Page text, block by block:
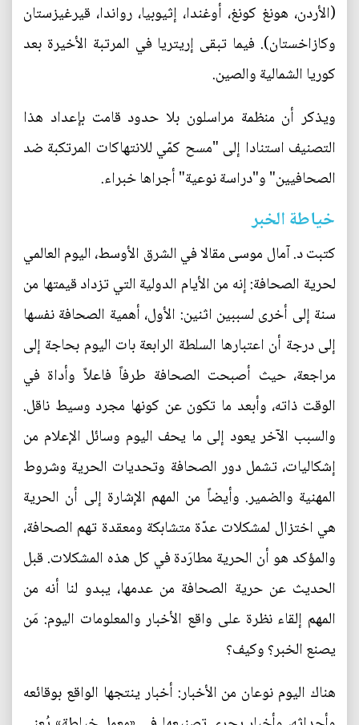
(الأردن، هونغ كونغ، أوغندا، إثيوبيا، رواندا، قيرغيزستان
وكازاخستان). فيما تبقى إريتريا في المرتبة الأخيرة بعد
كوريا الشمالية والصين.
ويذكر أن منظمة مراسلون بلا حدود قامت بإعداد هذا
التصنيف استنادا إلى "مسح كمّي للانتهاكات المرتكبة ضد
الصحافيين" و"دراسة نوعية" أجراها خبراء.
خياطة الخبر
كتبت د. آمال موسى مقالا في الشرق الأوسط، اليوم العالمي
لحرية الصحافة: إنه من الأيام الدولية التي تزداد قيمتها من
سنة إلى أخرى لسببين اثنين: الأول، أهمية الصحافة نفسها
إلى درجة أن اعتبارها السلطة الرابعة بات اليوم بحاجة إلى
مراجعة، حيث أصبحت الصحافة طرفاً فاعلاً وأداة في
الوقت ذاته، وأبعد ما تكون عن كونها مجرد وسيط ناقل.
والسبب الآخر يعود إلى ما يحف اليوم وسائل الإعلام من
إشكاليات، تشمل دور الصحافة وتحديات الحرية وشروط
المهنية والضمير. وأيضاً من المهم الإشارة إلى أن الحرية
هي اختزال لمشكلات عدّة متشابكة ومعقدة تهم الصحافة،
والمؤكد هو أن الحرية مطارَدة في كل هذه المشكلات. قبل
الحديث عن حرية الصحافة من عدمها، يبدو لنا أنه من
المهم إلقاء نظرة على واقع الأخبار والمعلومات اليوم: مَن
يصنع الخبر؟ وكيف؟
هناك اليوم نوعان من الأخبار: أخبار ينتجها الواقع بوقائعه